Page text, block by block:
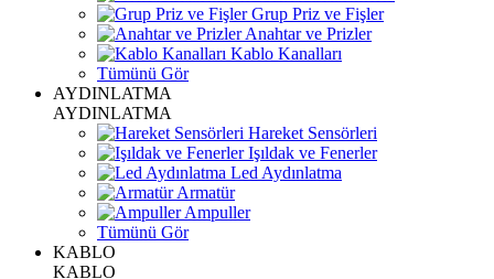
Grup Priz ve Fişler
Anahtar ve Prizler
Kablo Kanalları
Tümünü Gör
AYDINLATMA
AYDINLATMA
Hareket Sensörleri
Işıldak ve Fenerler
Led Aydınlatma
Armatür
Ampuller
Tümünü Gör
KABLO
KABLO